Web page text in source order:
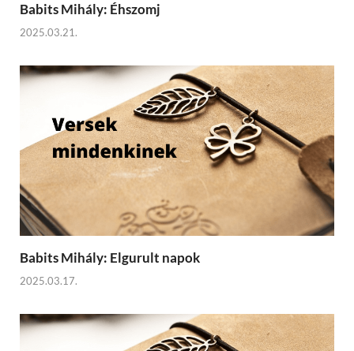
Babits Mihály: Éhszomj
2025.03.21.
Babits Mihály: Elgurult napok
2025.03.17.